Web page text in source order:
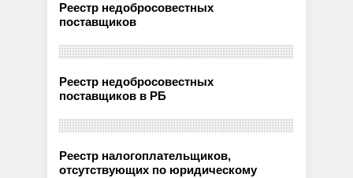
Реестр недобросовестных
поставщиков
Реестр недобросовестных
поставщиков в РБ
Реестр налогоплательщиков,
отсутствующих по юридическому